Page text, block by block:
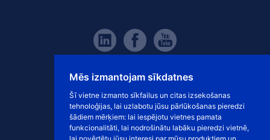
Mēs izmantojam sīkdatnes
Šī vietne izmanto sīkfailus un citas izsekošanas
tehnoloģijas, lai uzlabotu jūsu pārlūkošanas pieredzi
šādiem mērķiem: lai iespējotu vietnes pamata
funkcionalitāti, lai nodrošinātu labāku pieredzi vietnē,